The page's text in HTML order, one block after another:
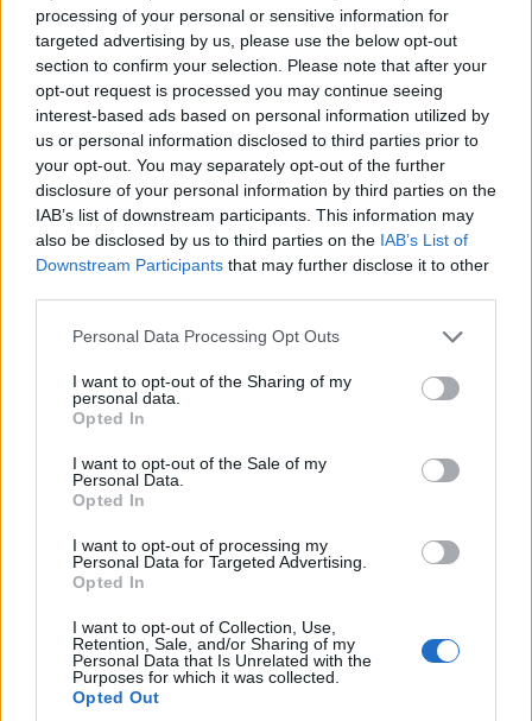
processing of your personal or sensitive information for
targeted advertising by us, please use the below opt-out
section to confirm your selection. Please note that after your
opt-out request is processed you may continue seeing
interest-based ads based on personal information utilized by
us or personal information disclosed to third parties prior to
your opt-out. You may separately opt-out of the further
disclosure of your personal information by third parties on the
IAB’s list of downstream participants. This information may
also be disclosed by us to third parties on the IAB’s List of
Downstream Participants that may further disclose it to other
Please note that this website/app uses one or more Google
not limited to your visit or usage behaviour. You may click to
grant or deny consent to Google and its third-party tags to
use your data for below specified purposes in below Google
consent section.
Personal Data Processing Opt Outs
I want to opt-out of the Sharing of my
personal data.
Opted In
I want to opt-out of the Sale of my
Personal Data.
Opted In
I want to opt-out of processing my
Personal Data for Targeted Advertising.
Opted In
I want to opt-out of Collection, Use,
Retention, Sale, and/or Sharing of my
Personal Data that Is Unrelated with the
Purposes for which it was collected.
Opted Out
της οικονομικής κατάρρευσης, λόγω της συρρίκνωσης των
σε ορισμένα ψηφιακά sites και των δικαστικών αμφισβητήσεων
σχετικά με το δικαίωμα είσπραξης του αγγελιόσημου ή των
Η κυβερνητική παρέμβαση έρχεται να δώσει μια σημαντική
χρηματοδοτική σταθερότητα του ταμείου. Η εξέλιξη αυτή έγινε
δεκτή με ανακούφιση από τις ενώσεις συντακτών και τους
επικουρικές συντάξεις ενός κλάδου που έχει υποστεί τεράστιες
απώλειες τα τελευταία δεκαπέντε χρόνια. Παράλληλα, το
πακέτο Μαρινάκη περιλαμβάνει νέες επιδοτήσεις για τη διανομή
του τύπου και κίνητρα για την απασχόληση, επιχειρώντας να